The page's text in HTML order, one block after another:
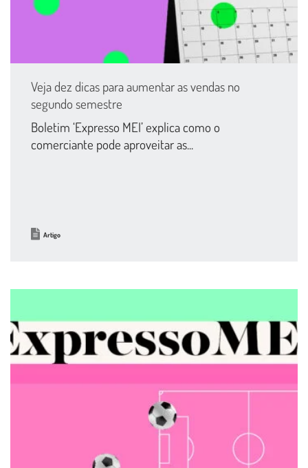
Veja dez dicas para aumentar as vendas no
segundo semestre
Boletim ‘Expresso MEI’ explica como o
comerciante pode aproveitar as...
Artigo